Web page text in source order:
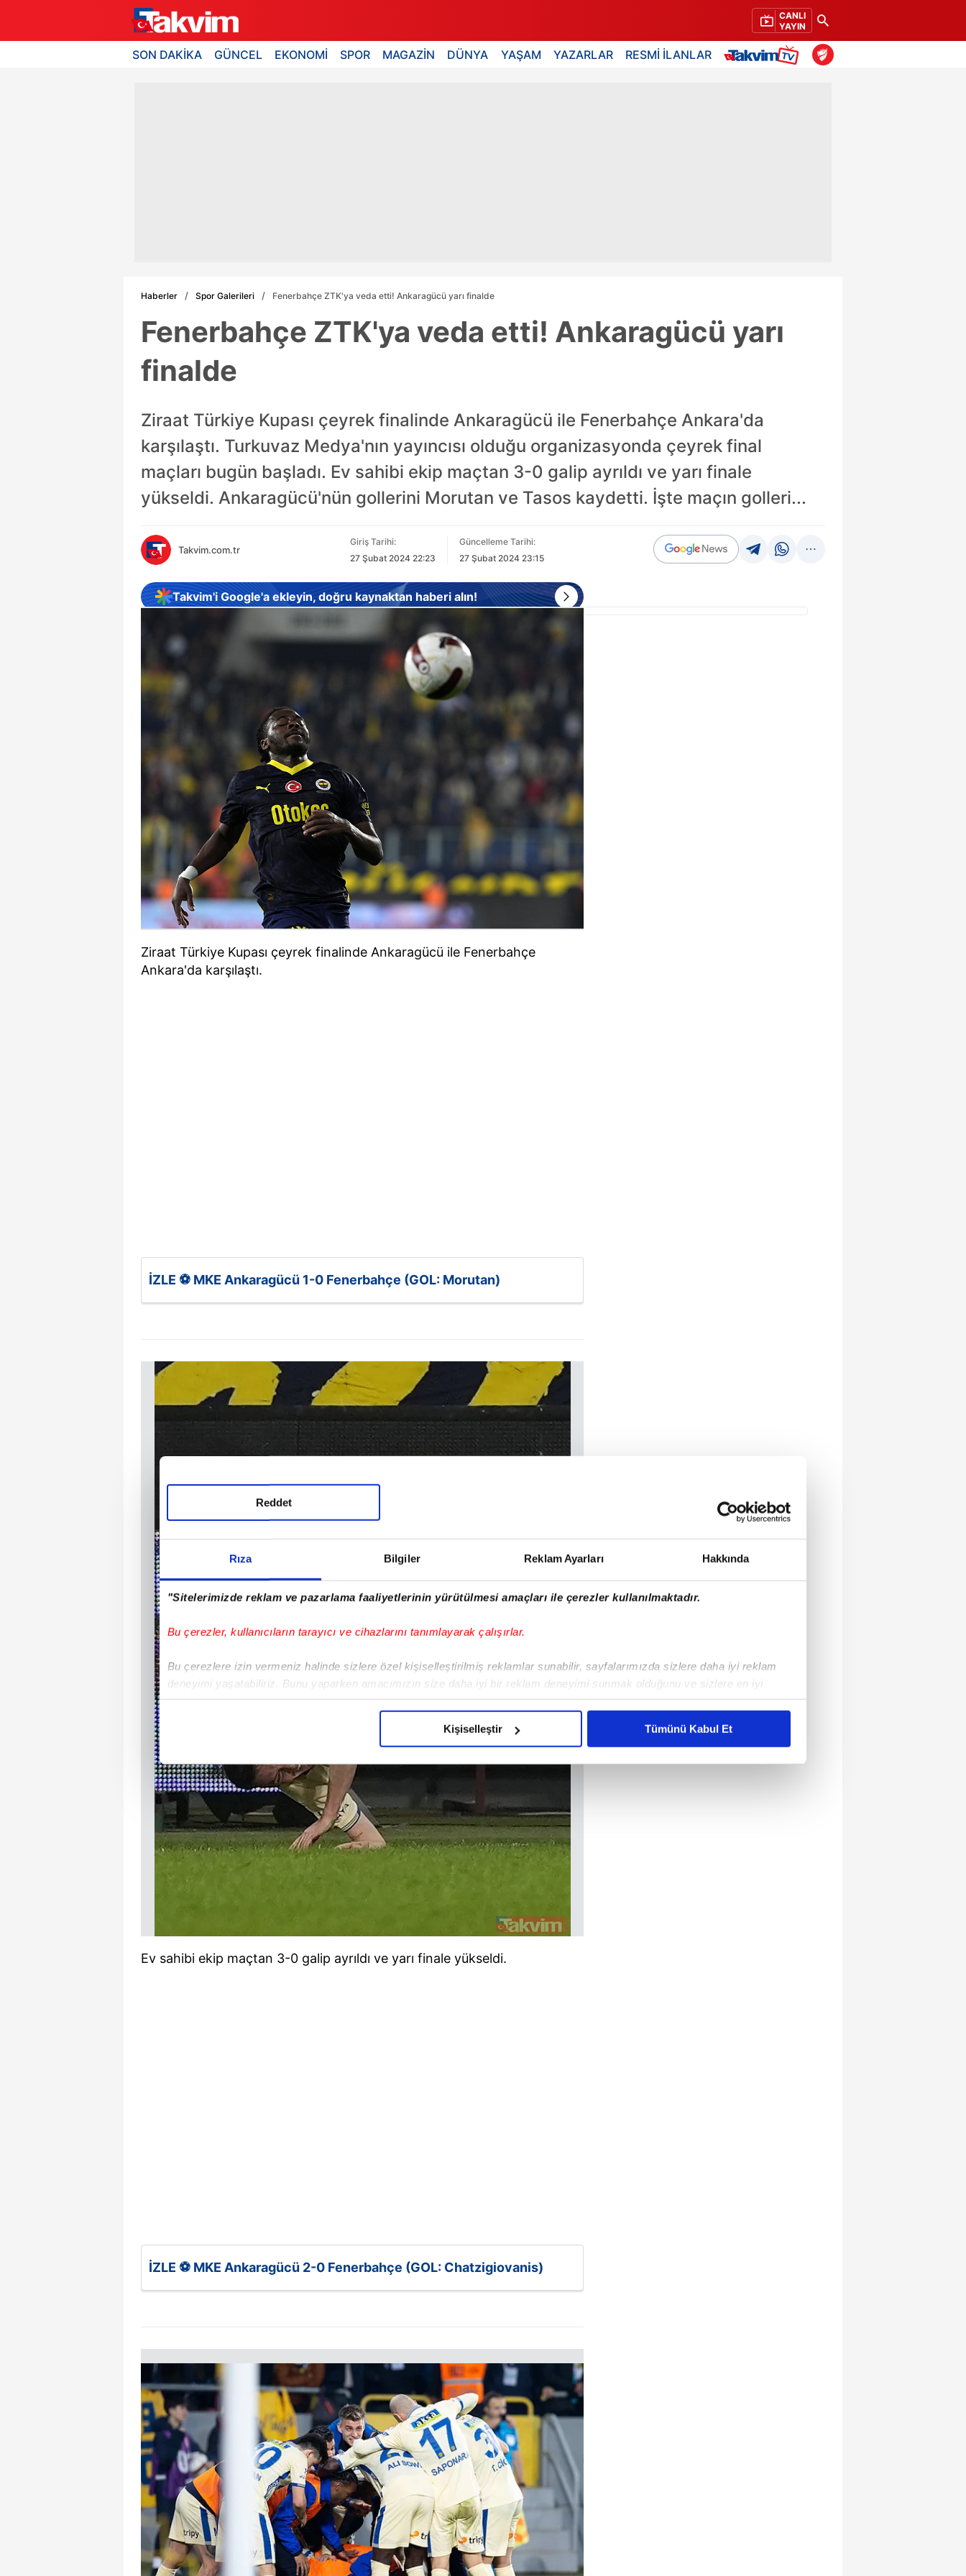
Rıza Bilgiler Reklam Ayarları Hakkında
"Sitelerimizde reklam ve pazarlama faaliyetlerinin yürütülmesi amaçları ile çerezler kullanılmaktadır.
Bu çerezler, kullanıcıların tarayıcı ve cihazlarını tanımlayarak çalışırlar.
Bu çerezlere izin vermeniz halinde sizlere özel kişiselleştirilmiş reklamlar sunabilir, sayfalarımızda sizlere daha iyi reklam
deneyimi yaşatabiliriz. Bunu yaparken amacımızın size daha iyi bir reklam deneyimi sunmak olduğunu ve sizlere en iyi
içerikleri sunabilmek adına elimizden gelen çabayı gösterdiğimizi ve bu noktada, reklamların maliyetlerimizi karşılamak
Sizlere daha iyi bir hizmet sunabilmek için İnternet Sitemizde kendimize ve üçüncü kişilere ait çerezler kullanılmaktadır. Bu
çerezler vasıtasıyla çeşitli kişisel verileriniz işlenmekte olup gerekli olan çerezler bilgi toplumu hizmetlerinin sunulması
amacıyla kullanılmaktadır. Diğer çerezler, sitemizin daha işlevsel kılınması ve kişiselleştirilmesi ve sizlere yönelik
reklam/pazarlama faaliyetlerinin yapılması, amaçlarıyla sınırlı olarak açık rızanız dahilinde kullanılacaktır.
Çerezlere ilişkin tercihlerinizi aşağıda yer alan panel vasıtasıyla belirleyebilirsiniz. Çerezlere ilişkin detaylı bilgi için Ayarlar
butonuna tıklayabilir,
ziyaret edebilirsiniz.
6698 sayılı Kişisel Verilerin Korunması Kanunu uyarınca hazırlanmış Aydınlatma Metnimizi okumak ve sitemizde ilgili
Reddet
Kişiselleştir Tümünü Kabul Et
CANLI
YAYIN
SON DAKİKA GÜNCEL EKONOMİ SPOR MAGAZİN DÜNYA YAŞAM YAZARLAR RESMİ İLANLAR
Haberler Spor Galerileri Fenerbahçe ZTK'ya veda etti! Ankaragücü yarı finalde
Fenerbahçe ZTK'ya veda etti! Ankaragücü yarı
finalde
Ziraat Türkiye Kupası çeyrek finalinde Ankaragücü ile Fenerbahçe Ankara'da
karşılaştı. Turkuvaz Medya'nın yayıncısı olduğu organizasyonda çeyrek final
maçları bugün başladı. Ev sahibi ekip maçtan 3-0 galip ayrıldı ve yarı finale
yükseldi. Ankaragücü'nün gollerini Morutan ve Tasos kaydetti. İşte maçın golleri...
Takvim.com.tr
Giriş Tarihi:
27 Şubat 2024 22:23
Güncelleme Tarihi:
27 Şubat 2024 23:15
Takvim'i Google'a ekleyin, doğru kaynaktan haberi alın!
Ziraat Türkiye Kupası çeyrek finalinde Ankaragücü ile Fenerbahçe
Ankara'da karşılaştı.
İZLE ⚽ MKE Ankaragücü 1-0 Fenerbahçe (GOL: Morutan)
Ev sahibi ekip maçtan 3-0 galip ayrıldı ve yarı finale yükseldi.
İZLE ⚽ MKE Ankaragücü 2-0 Fenerbahçe (GOL: Chatzigiovanis)